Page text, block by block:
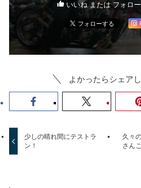
いいね または フォロ
よかったらシェア
少しの晴れ間にテストラ
ン！
久々
さん